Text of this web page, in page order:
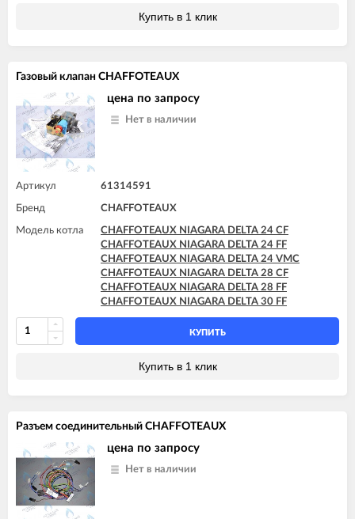
Купить в 1 клик
Газовый клапан CHAFFOTEAUX
цена по запросу
Нет в наличии
Артикул 61314591
Бренд CHAFFOTEAUX
Модель котла
CHAFFOTEAUX NIAGARA DELTA 24 CF
CHAFFOTEAUX NIAGARA DELTA 24 FF
CHAFFOTEAUX NIAGARA DELTA 24 VMC
CHAFFOTEAUX NIAGARA DELTA 28 CF
CHAFFOTEAUX NIAGARA DELTA 28 FF
CHAFFOTEAUX NIAGARA DELTA 30 FF
КУПИТЬ
Купить в 1 клик
Разъем соединительный CHAFFOTEAUX
цена по запросу
Нет в наличии